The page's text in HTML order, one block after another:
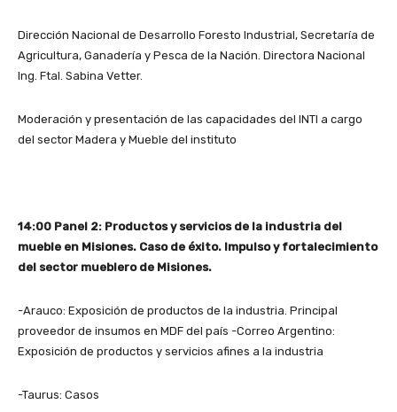
Dirección Nacional de Desarrollo Foresto Industrial, Secretaría de
Agricultura, Ganadería y Pesca de la Nación. Directora Nacional
Ing. Ftal. Sabina Vetter.
Moderación y presentación de las capacidades del INTI a cargo
del sector Madera y Mueble del instituto
14:00 Panel 2: Productos y servicios de la industria del
mueble en Misiones. Caso de éxito. Impulso y fortalecimiento
del sector mueblero de Misiones.
-Arauco: Exposición de productos de la industria. Principal
proveedor de insumos en MDF del país -Correo Argentino:
Exposición de productos y servicios afines a la industria
-Taurus: Casos